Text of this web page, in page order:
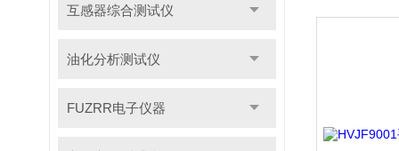
互感器综合测试仪
油化分析测试仪
FUZRR电子仪器